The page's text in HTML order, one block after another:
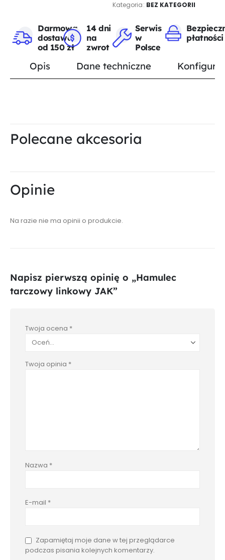
Kategoria: BEZ KATEGORII
Darmowa
dostawa
od 150 zł
14 dni
na
zwrot
Serwis
w
Polsce
płatności
Opis Dane techniczne
Polecane akcesoria
Opinie
Na razie nie ma opinii o produkcie.
Napisz pierwszą opinię o „Hamulec
tarczowy linkowy JAK”
Twoja ocena *
Twoja opinia *
Nazwa *
E-mail *
Zapamiętaj moje dane w tej przeglądarce
podczas pisania kolejnych komentarzy.